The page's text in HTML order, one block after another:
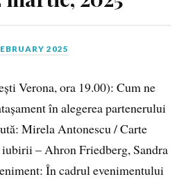
2025
Verona, ora 19.00): Cum ne
în alegerea partenerului
Mirela Antonescu / Carte
iubirii – Ahron Friedberg, Sandra
În cadrul evenimentului